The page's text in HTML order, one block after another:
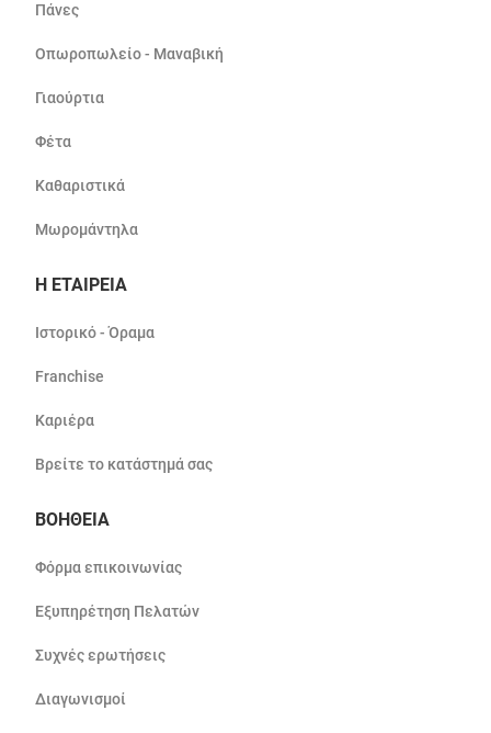
Πάνες
Οπωροπωλείο - Μαναβική
Γιαούρτια
Φέτα
Καθαριστικά
Μωρομάντηλα
Η ΕΤΑΙΡΕΙΑ
Ιστορικό - Όραμα
Franchise
Καριέρα
Βρείτε το κατάστημά σας
ΒΟΗΘΕΙΑ
Φόρμα επικοινωνίας
Εξυπηρέτηση Πελατών
Συχνές ερωτήσεις
Διαγωνισμοί